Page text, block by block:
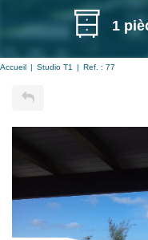
1
Accueil Studio T1 Ref. : 77